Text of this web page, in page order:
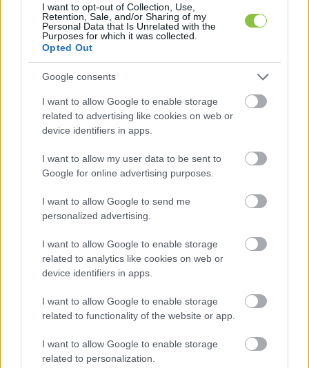
I want to opt-out of Collection, Use,
Retention, Sale, and/or Sharing of my
Personal Data that Is Unrelated with the
Purposes for which it was collected.
Opted Out
Google consents
I want to allow Google to enable storage
related to advertising like cookies on web or
device identifiers in apps.
I want to allow my user data to be sent to
Google for online advertising purposes.
I want to allow Google to send me
personalized advertising.
I want to allow Google to enable storage
related to analytics like cookies on web or
device identifiers in apps.
I want to allow Google to enable storage
related to functionality of the website or app.
I want to allow Google to enable storage
related to personalization.
A Szolnoki Szigligeti Színházban rendezik meg
június 10. és 16. között az Országos Színházi
Találkozót. A versenyprogram öttagú
László, Papp Tímea, Peremartoni Krisztina, Elek
az egyik válogatóval, L. Simon Lászlóval, egykori
színházról, művészetfinanszírozásról és a
kulturális területen uralkodó megosztottságról.
Szabolcs24: A nagygéci pénztemető, avagy
önálló települési lét helyett félmilliárdnál is
több ment el, talán a semmire